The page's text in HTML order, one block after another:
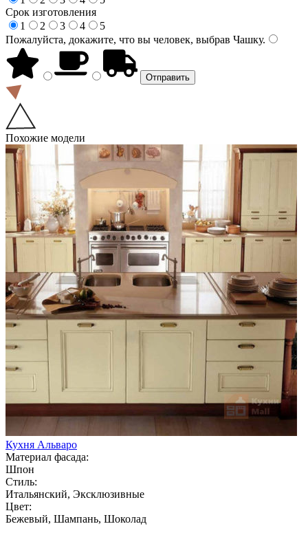
Срок изготовления
1
2 3 4
5
Пожалуйста, докажите, что вы человек, выбрав Чашку.
Похожие модели
Кухня Альваро
Материал фасада:
Шпон
Стиль:
Итальянский, Эксклюзивные
Цвет:
Бежевый, Шампань, Шоколад